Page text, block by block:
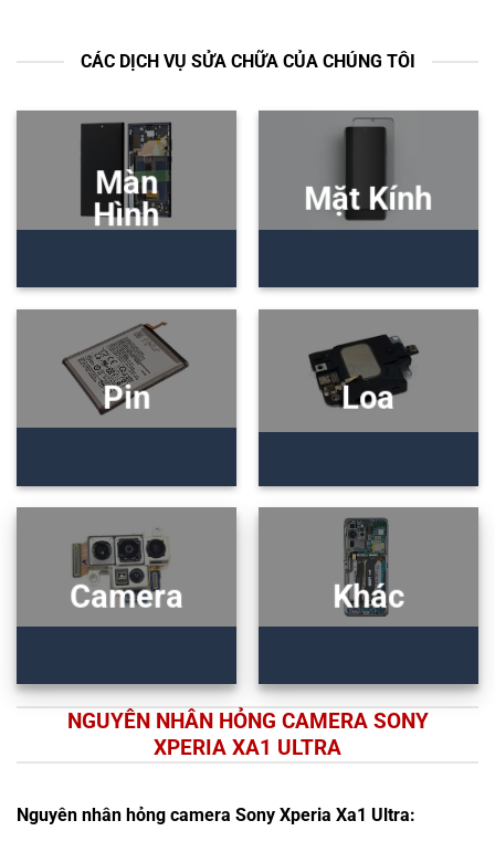
CÁC DỊCH VỤ SỬA CHỮA CỦA CHÚNG TÔI
Màn
Hình
Mặt Kính
Pin Loa
Camera Khác
NGUYÊN NHÂN HỎNG CAMERA SONY
XPERIA XA1 ULTRA
Nguyên nhân hỏng camera Sony Xperia Xa1 Ultra: